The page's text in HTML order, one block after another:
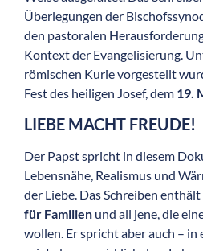
Überlegungen der
den pastoralen
Kontext der Evangelisierung.
römischen Kurie vorgestellt
Fest des heiligen Josef, dem 19.
LIEBE MACHT FREUDE!
Der Papst spricht in diesem
Lebensnähe, Realismus und
der Liebe. Das Schreiben enthält
für Familien und all jene, die
wollen. Er spricht aber auch –